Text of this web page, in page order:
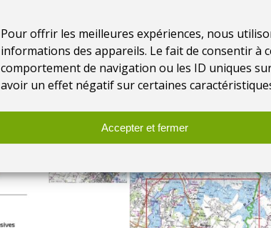
Pour offrir les meilleures expériences, nous
informations des appareils. Le fait de consentir à
comportement de navigation ou les ID uniques
avoir un effet négatif sur certaines
Accepter et fermer